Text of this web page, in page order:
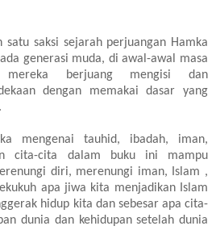
satu saksi sejarah perjuangan Hamka
generasi muda, di awal-awal masa
mereka berjuang mengisi dan
dengan memakai dasar yang
mengenai tauhid, ibadah, iman,
cita-cita dalam buku ini mampu
diri, merenungi iman, Islam ,
apa jiwa kita menjadikan Islam
hidup kita dan sebesar apa cita-
dunia dan kehidupan setelah dunia